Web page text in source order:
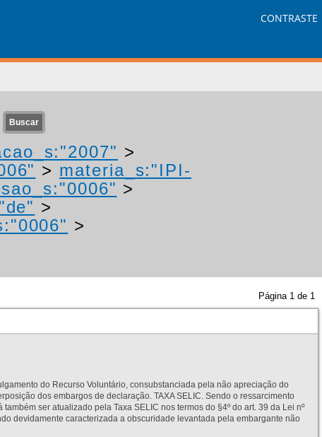
CONTRASTE
>
> materia_s:"IPI-
>
>
>
Página 1 de 1
do Recurso Voluntário, consubstanciada pela não apreciação do
dos embargos de declaração. TAXA SELIC. Sendo o ressarcimento
ser atualizado pela Taxa SELIC nos termos do §4º do art. 39 da Lei nº
devidamente caracterizada a obscuridade levantada pela embargante não